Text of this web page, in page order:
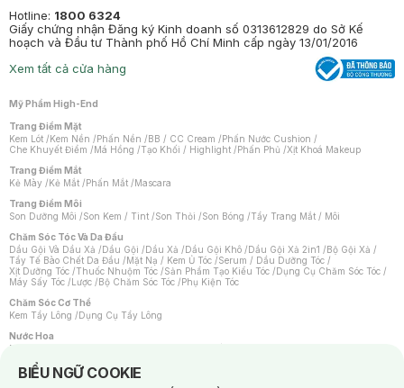
Hotline: 1800 6324
Giấy chứng nhận Đăng ký Kinh doanh số 0313612829 do Sở Kế
hoạch và Đầu tư Thành phố Hồ Chí Minh cấp ngày 13/01/2016
Xem tất cả cửa hàng
Mỹ Phẩm High-End
Trang Điểm Mặt
Kem Lót /Kem Nền /Phấn Nền /BB / CC Cream /Phấn Nước Cushion /
Che Khuyết Điểm /Má Hồng /Tạo Khối / Highlight /Phấn Phủ /Xịt Khoá Makeup
Trang Điểm Mắt
Kẻ Mày /Kẻ Mắt /Phấn Mắt /Mascara
Trang Điểm Môi
Son Dưỡng Môi /Son Kem / Tint /Son Thỏi /Son Bóng /Tẩy Trang Mắt / Môi
Chăm Sóc Tóc Và Da Đầu
Dầu Gội Và Dầu Xả /Dầu Gội /Dầu Xả /Dầu Gội Khô /Dầu Gội Xả 2in1 /Bộ Gội Xả /
Tẩy Tế Bào Chết Da Đầu /Mặt Nạ / Kem Ủ Tóc /Serum / Dầu Dưỡng Tóc /
Xịt Dưỡng Tóc /Thuốc Nhuộm Tóc /Sản Phẩm Tạo Kiểu Tóc /Dụng Cụ Chăm Sóc Tóc /
Máy Sấy Tóc /Lược /Bộ Chăm Sóc Tóc /Phụ Kiện Tóc
Chăm Sóc Cơ Thể
Kem Tẩy Lông /Dụng Cụ Tẩy Lông
Nước Hoa
Nước Hoa Nữ
Chăm Sóc Cá Nhân
BIỂU NGỮ COOKIE
Notice about cookies usage